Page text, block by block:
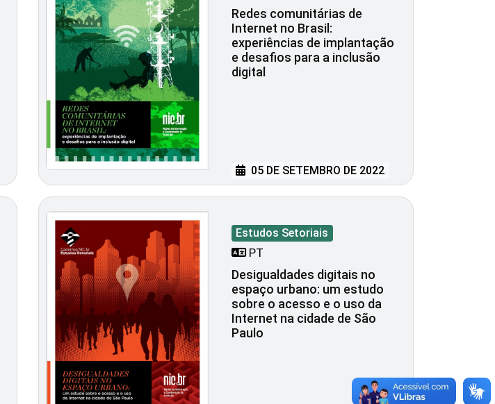
Redes comunitárias de
Internet no Brasil:
experiências de implantação
e desafios para a inclusão
digital
05 DE SETEMBRO DE 2022
Estudos Setoriais
PT
Desigualdades digitais no
espaço urbano: um estudo
sobre o acesso e o uso da
Internet na cidade de São
Paulo